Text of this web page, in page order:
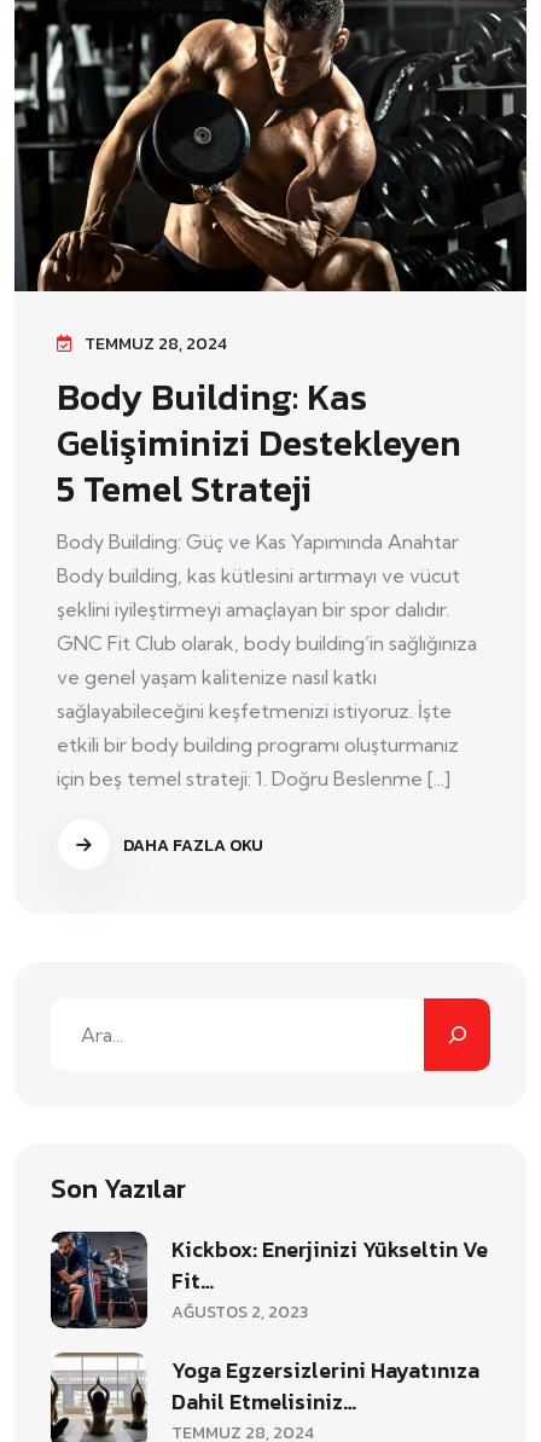
TEMMUZ 28, 2024
Body Building: Kas
Gelişiminizi Destekleyen
5 Temel Strateji
Body Building: Güç ve Kas Yapımında Anahtar
Body building, kas kütlesini artırmayı ve vücut
şeklini iyileştirmeyi amaçlayan bir spor dalıdır.
GNC Fit Club olarak, body building’in sağlığınıza
ve genel yaşam kalitenize nasıl katkı
sağlayabileceğini keşfetmenizi istiyoruz. İşte
etkili bir body building programı oluşturmanız
için beş temel strateji: 1. Doğru Beslenme [...]
DAHA FAZLA OKU
Son Yazılar
Kickbox: Enerjinizi Yükseltin Ve
Fit…
AĞUSTOS 2, 2023
Yoga Egzersizlerini Hayatınıza
Dahil Etmelisiniz…
TEMMUZ 28, 2024